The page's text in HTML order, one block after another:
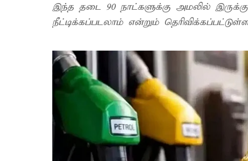
இந்த தடை 90 நாட்களுக்கு அமலில்
நீட்டிக்கப்படலாம் என்றும்